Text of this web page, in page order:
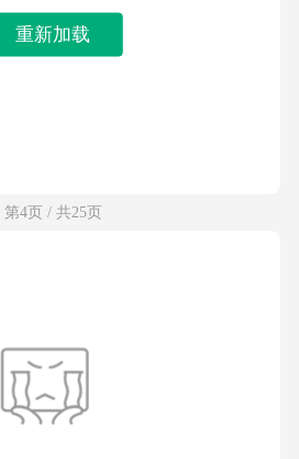
重新加载
第4页 / 共25页